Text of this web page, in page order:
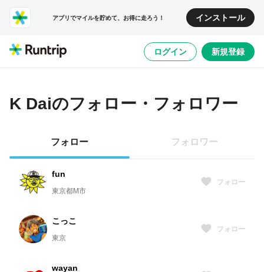
アプリでマイルを貯めて、お得に走ろう！ インストール
ログイン 新規登録
K Daiのフォロー・フォロワー
フォロー フォロワー
fun
東京都M市
フォロー
こっこ
東京
フォロー
wayan